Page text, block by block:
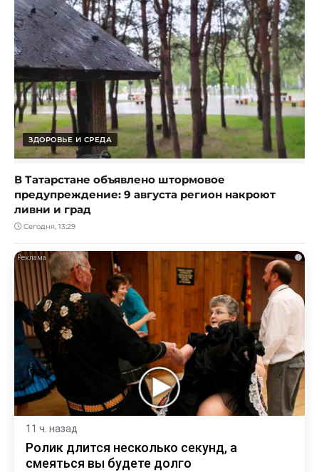
ЗДОРОВЬЕ И СРЕДА
В Татарстане объявлено штормовое
предупреждение: 9 августа регион накроют
ливни и град
Сегодня, 13:29
i
11 ч. назад
Ролик длится несколько секунд, а
смеяться вы будете долго